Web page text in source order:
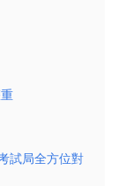
試局全方位對